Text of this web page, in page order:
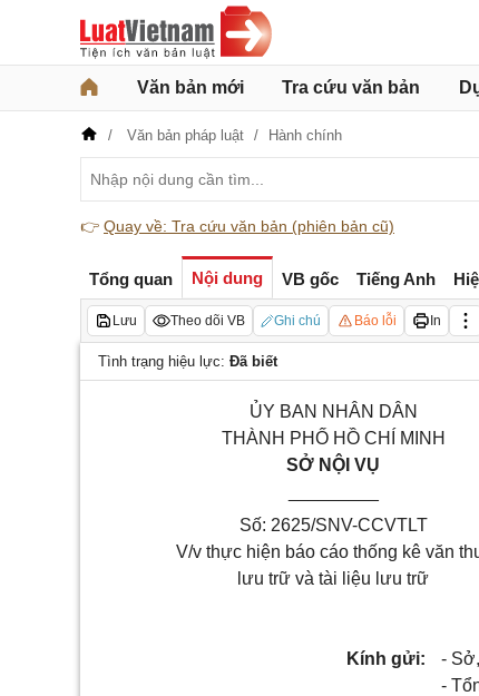
Văn bản mới Tra cứu văn bản
Văn bản pháp luật Hành chính
👉 Quay về: Tra cứu văn bản (phiên bản cũ)
Tổng quan Nội dung VB gốc Tiếng Anh
Lưu Theo dõi VB Ghi chú Báo lỗi In
Tình trạng hiệu lực: Đã biết
ỦY BAN NHÂN DÂN
THÀNH PHỐ HỒ CHÍ MINH
SỞ NỘI VỤ
Số: 2625/SNV-CCVTLT
V/v thực hiện báo cáo thống kê văn
lưu trữ và tài liệu lưu trữ
Kính gửi:
-
-